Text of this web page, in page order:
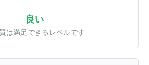
良い
は満足できるレベルです